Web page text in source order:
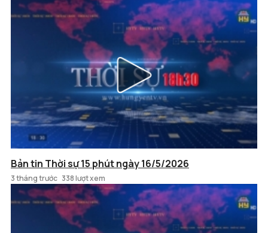
Bản tin Thời sự 15 phút ngày 16/5/2026
3 tháng trước 338 lượt xem